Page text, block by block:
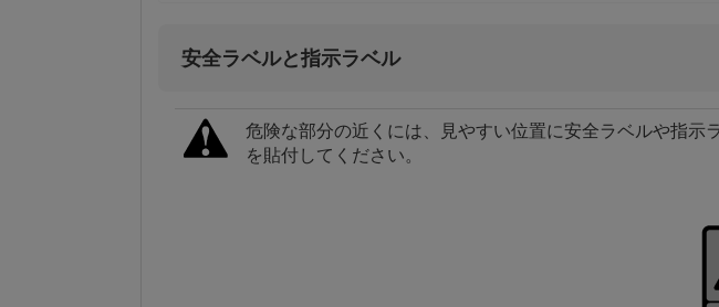
安全ラベルと指示ラベル
危険な部分の近くには、見やすい位置に安全ラベルや指
を貼付してください。